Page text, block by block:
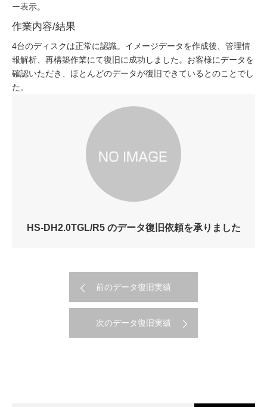
ー表示。
作業内容/結果
4台のディスクは正常に認識。イメージデータを作成後、管理情
報解析、再構築作業にて復旧に成功しました。お客様にデータを
確認いただき、ほとんどのデータが復旧できているとのことでし
た。
HS-DH2.0TGL/R5 のデータ復旧依頼を承りました
前のデータ復旧実績
次のデータ復旧実績